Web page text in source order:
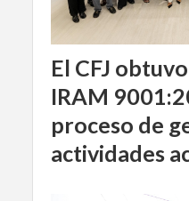
El CFJ
IRAM
proceso de
actividades